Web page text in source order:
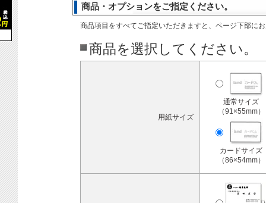
商品・オプションをご指定ください。
商品項目をすべてご指定いただきますと、ページ下部に
商品を選択してください。
用紙サイズ
通常サイズ
（91×55mm）
カードサイズ
（86×54mm）